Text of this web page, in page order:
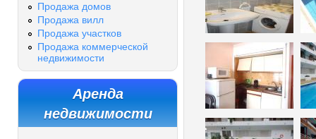
Продажа домов
Продажа вилл
Продажа участков
Продажа коммерческой
недвижимости
Аренда
недвижимости